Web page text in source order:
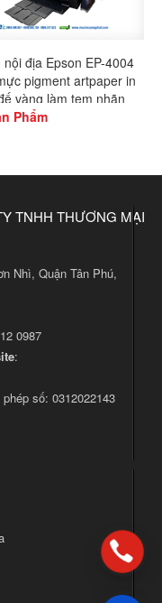
nội địa Epson EP-4004
pigment artpaper in
vàng làm tem nhãn
Phẩm
TNHH THƯƠNG MẠI
Nhì, Quận Tân Phú,
0987
:
số: 0312022143